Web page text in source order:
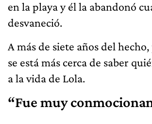
en la playa y él la abandonó
desvaneció.
A más de siete años del
se está más cerca de saber
a la vida de Lola.
“Fue muy